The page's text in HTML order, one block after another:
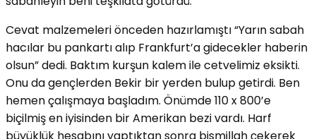
Cevat malzemeleri önceden hazırlamıştı “Yarın sabah
hacılar bu pankartı alıp Frankfurt’a gidecekler haberin
olsun” dedi. Baktım kurşun kalem ile cetvelimiz eksikti.
Onu da gençlerden Bekir bir yerden bulup getirdi. Ben
hemen çalışmaya başladım. Önümde 110 x 800’e
biçilmiş en iyisinden bir Amerikan bezi vardı. Harf
büyüklük hesabını yaptıktan sonra bismillah çekerek